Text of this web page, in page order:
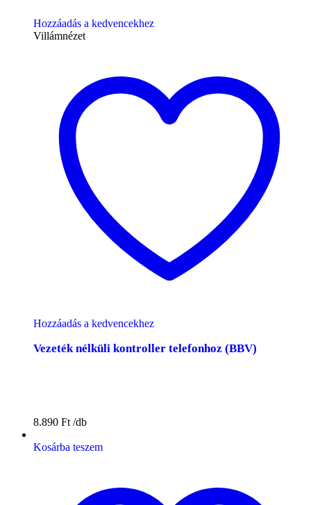
Hozzáadás a kedvencekhez
Villámnézet
Hozzáadás a kedvencekhez
Vezeték nélküli kontroller telefonhoz (BBV)
8.890 Ft
Kosárba teszem